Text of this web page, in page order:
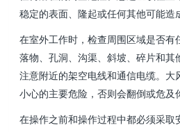
稳定的表面、隆起或任何其他可能造
在室外工作时，检查周围区域是否有
落物、孔洞、沟渠、斜坡、碎片和其
注意附近的架空电线和通信电缆。大
小心的主要危险，否则会翻倒或危及
在操作之前和操作过程中都必须采取